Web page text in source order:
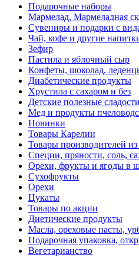
Подарочные наборы
Мармелад, Мармеладная
Сувениры и подарки с
Чай, кофе и другие
Зефир
Пастила и яблочный сыр
Конфеты, шоколад,
Диабетические продукты
Хрустила с сахаром и без
Детские полезные сладости
Мед и продукты
Новинки
Товары Карелии
Товары производителей
Специи, пряности, соль,
Орехи, фрукты и ягоды в
Сухофрукты
Орехи
Цукаты
Товары по акции
Диетические продукты
Масла, ореховые пасты,
Подарочная упаковка,
Вегетарианство